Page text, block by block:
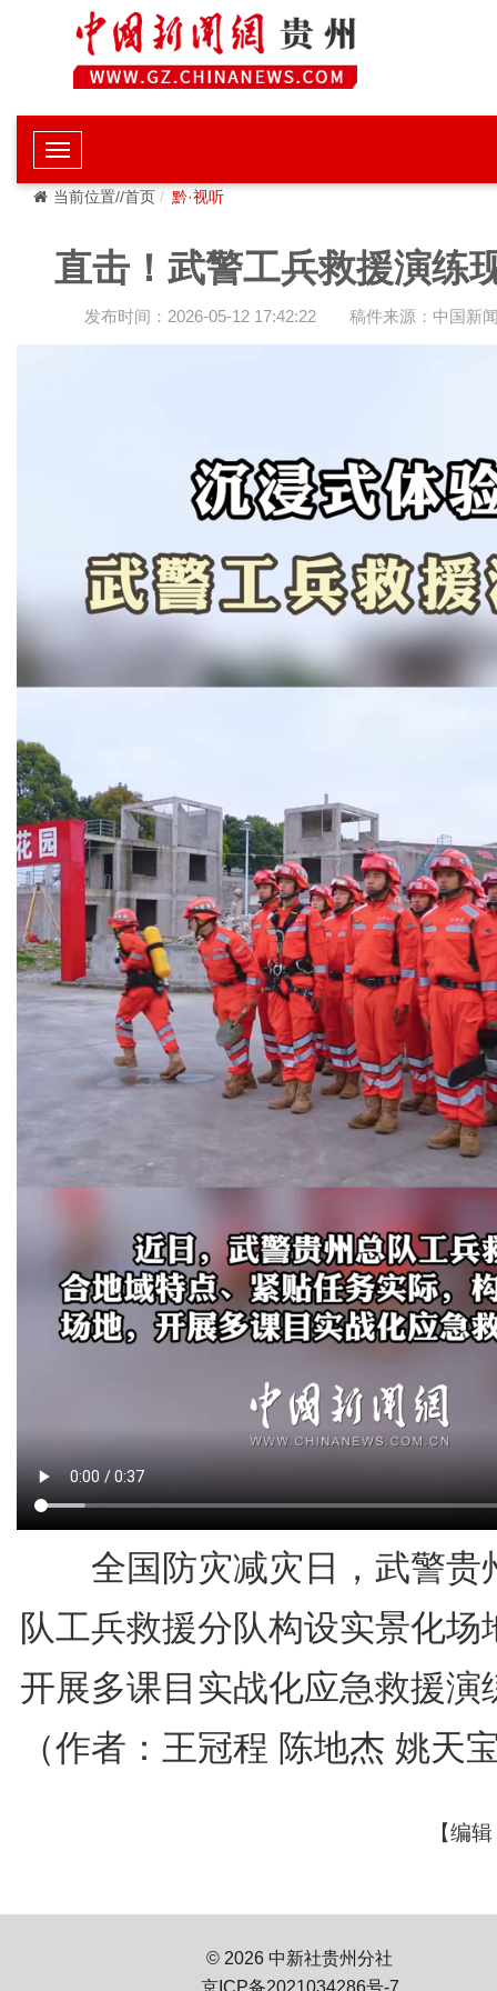
当前位置//首页 黔·视听
直击！武警工兵救援演练
发布时间：2026-05-12 17:42:22 稿件来源：中国新
全国防灾减灾日，武警贵
队工兵救援分队构设实景化场
开展多课目实战化应急救援演
（作者：王冠程 陈地杰 姚天
【编
© 2026 中新社贵州分社
京ICP备2021034286号-7